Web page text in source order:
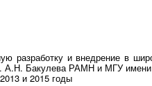
разработку и внедрение в
А.Н. Бакулева РАМН и МГУ
и 2015 годы